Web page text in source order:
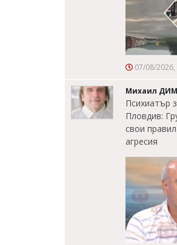
07/08/
Михаил
Психиатър
Пловдив:
свои
агресия